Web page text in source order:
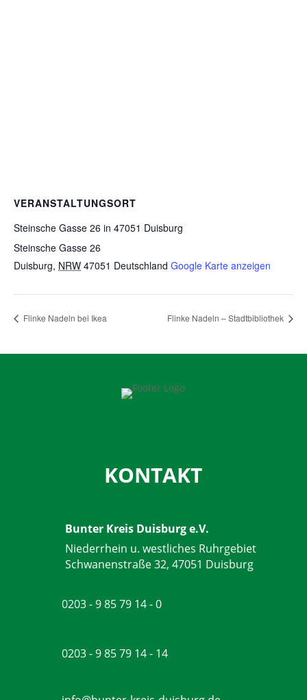
VERANSTALTUNGSORT
Steinsche Gasse 26 in 47051 Duisburg
Steinsche Gasse 26
Duisburg, NRW 47051 Deutschland Google Karte anzeigen
Flinke Nadeln bei Ikea Flinke Nadeln – Stadtbibliothek
KONTAKT
Bunter Kreis Duisburg e.V.
Niederrhein u. westliches Ruhrgebiet
Schwanenstraße 32, 47051 Duisburg
0203 - 9 85 79 14 - 0
0203 - 9 85 79 14 - 14